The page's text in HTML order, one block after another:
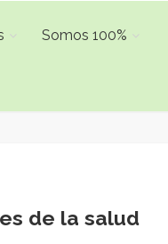
Somos 100%
de la salud